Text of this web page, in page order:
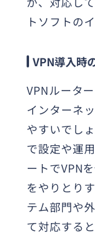
トソフトの
VPN導入時
VPNルータ
インターネ
やすいでし
で設定や運
ートでVPN
をやりとり
テム部門や
て対応する